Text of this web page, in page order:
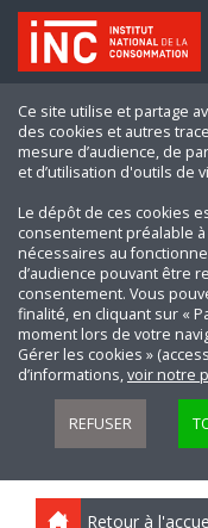
Ce site utilise et partage
des cookies et autres
mesure d’audience, de
et d’utilisation d'outils de
Le dépôt de ces cookies
consentement préalable
nécessaires au
d’audience pouvant être
consentement. Vous
finalité, en cliquant sur «
moment lors de votre
Gérer les cookies »
d’informations,voir notre
REFUSER
Retour à